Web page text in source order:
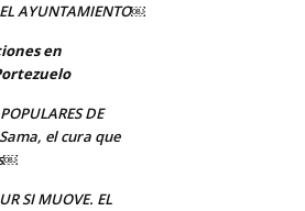
EL AYUNTAMIENTO￼
en
DE
el cura que
SI MUOVE. EL